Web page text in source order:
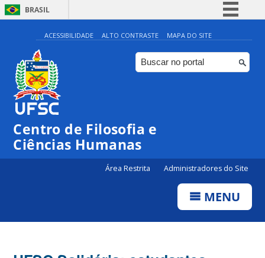
BRASIL
Simplifique!
Comunica BR
Participe
ACESSIBILIDADE ALTO CONTRASTE MAPA DO SITE
Centro de Filosofia e
Ciências Humanas
Área Restrita Administradores do Site
MENU